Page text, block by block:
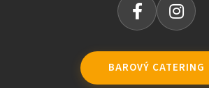
BAROVÝ CATERING